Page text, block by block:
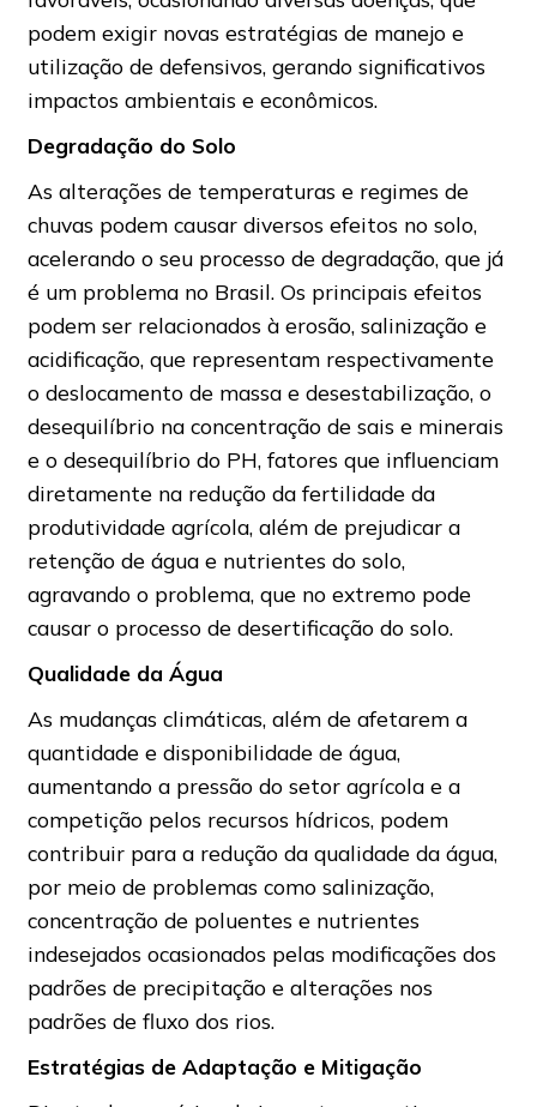
podem exigir novas estratégias de manejo e
utilização de defensivos, gerando significativos
impactos ambientais e econômicos.
Degradação do Solo
As alterações de temperaturas e regimes de
chuvas podem causar diversos efeitos no solo,
acelerando o seu processo de degradação, que já
é um problema no Brasil. Os principais efeitos
podem ser relacionados à erosão, salinização e
acidificação, que representam respectivamente
o deslocamento de massa e desestabilização, o
desequilíbrio na concentração de sais e minerais
e o desequilíbrio do PH, fatores que influenciam
diretamente na redução da fertilidade da
produtividade agrícola, além de prejudicar a
retenção de água e nutrientes do solo,
agravando o problema, que no extremo pode
causar o processo de desertificação do solo.
Qualidade da Água
As mudanças climáticas, além de afetarem a
quantidade e disponibilidade de água,
aumentando a pressão do setor agrícola e a
competição pelos recursos hídricos, podem
contribuir para a redução da qualidade da água,
por meio de problemas como salinização,
concentração de poluentes e nutrientes
indesejados ocasionados pelas modificações dos
padrões de precipitação e alterações nos
padrões de fluxo dos rios.
Estratégias de Adaptação e Mitigação